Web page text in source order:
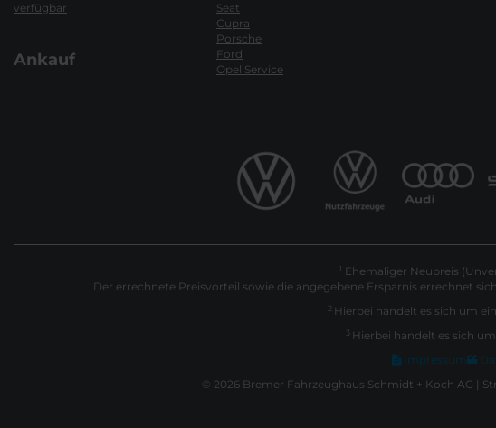
verfügbar
Ankauf
Seat
Cupra
Porsche
Ford
Opel Service
1 Ehemaliger Neupreis
Der errechnete Preisvorteil sowie die angegebene Ersparnis errechnet
2 Hierbei handelt es sich um
3 Hierbei handelt es sich
Impressum
© 2026 Bremer Fahrzeughaus Schmidt + Koch AG |